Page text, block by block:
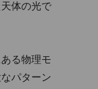
体の光で
る物理モ
パターン